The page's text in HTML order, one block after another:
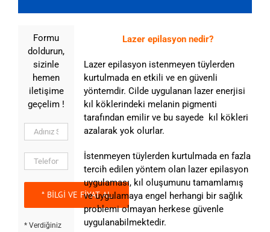
Formu
doldurun,
sizinle
hemen
iletişime
geçelim !
* Verdiğiniz
Lazer epilasyon nedir?
Lazer epilasyon istenmeyen tüylerden
kurtulmada en etkili ve en güvenli
yöntemdir. Cilde uygulanan lazer enerjisi
kıl köklerindeki melanin pigmenti
tarafından emilir ve bu sayede kıl kökleri
azalarak yok olurlar.
İstenmeyen tüylerden kurtulmada en fazla
tercih edilen yöntem olan lazer epilasyon
uygulaması, kıl oluşumunu tamamlamış
ve uygulamaya engel herhangi bir sağlık
problemi olmayan herkese güvenle
uygulanabilmektedir.